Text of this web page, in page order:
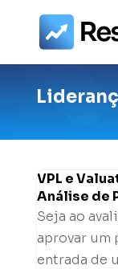
VPL e
Análise de
Seja ao
aprovar
entrada de